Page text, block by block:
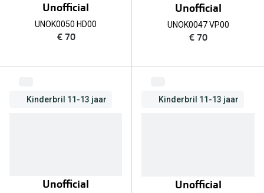
Unofficial
UNOK0050 HD00
€ 70
Unofficial
UNOK0047 VP00
€ 70
Kinderbril 11-13 jaar
Unofficial
Kinderbril 11-13 jaar
Unofficial